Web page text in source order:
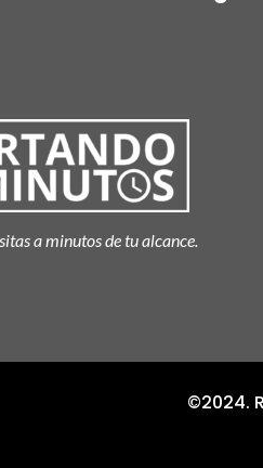
a minutos de tu alcance.
©2024.